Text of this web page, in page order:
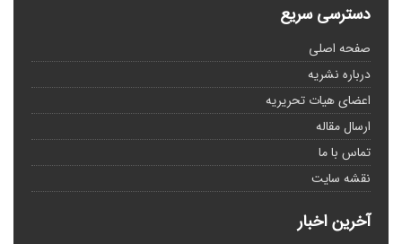
دسترسی سریع
صفحه اصلی
درباره نشریه
اعضای هیات تحریریه
ارسال مقاله
تماس با ما
نقشه سایت
آخرین اخبار